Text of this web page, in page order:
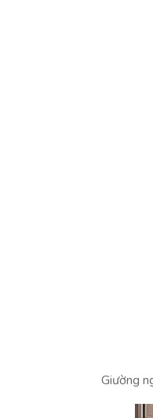
Giường